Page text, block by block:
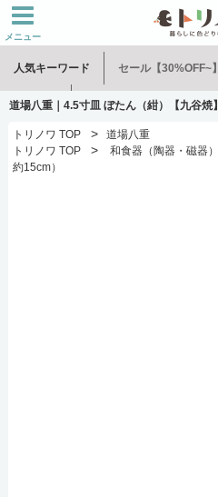
メニュー
人気キーワード セール【30%OFF~】
水谷和音 児玉修治
道場八重｜4.5寸皿 ぼたん（紺）【九谷焼】
トリノワ TOP >
道場八重
トリノワ TOP
> 和食器（陶器・磁器）
約15cm）